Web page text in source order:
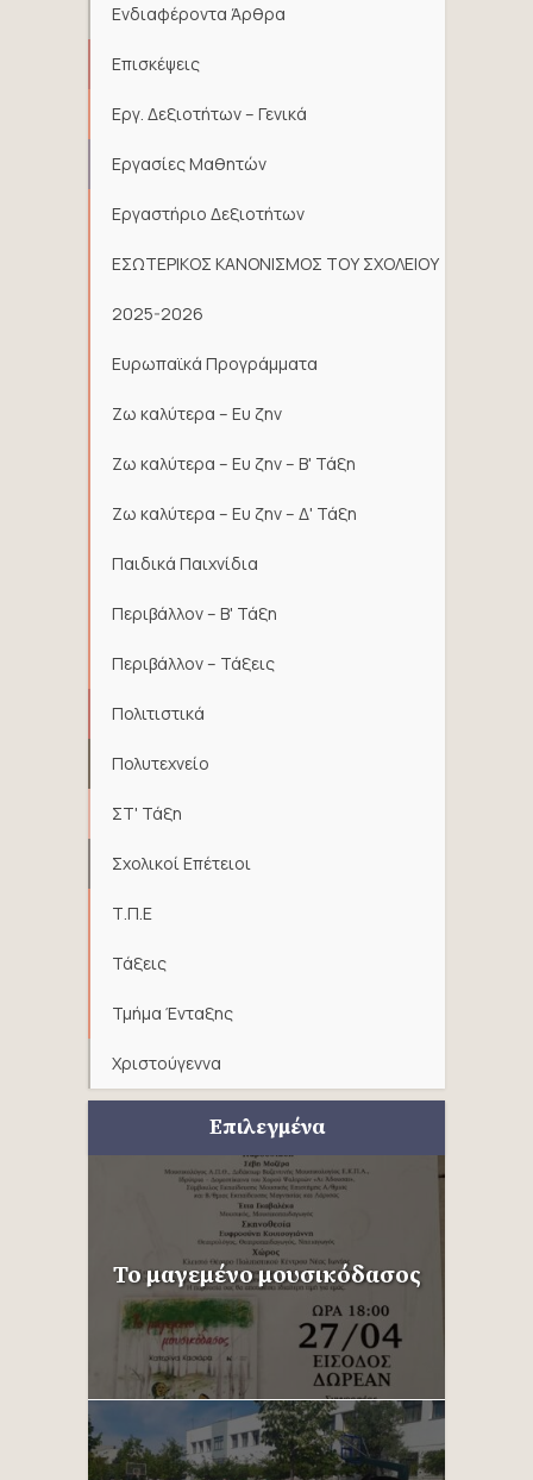
Ενδιαφέροντα Άρθρα
Επισκέψεις
Εργ. Δεξιοτήτων – Γενικά
Εργασίες Μαθητών
Εργαστήριο Δεξιοτήτων
ΕΣΩΤΕΡΙΚΟΣ ΚΑΝΟΝΙΣΜΟΣ ΤΟΥ ΣΧΟΛΕΙΟΥ
2025-2026
Ευρωπαϊκά Προγράμματα
Ζω καλύτερα – Ευ ζην
Ζω καλύτερα – Ευ ζην – Β' Τάξη
Ζω καλύτερα – Ευ ζην – Δ' Τάξη
Παιδικά Παιχνίδια
Περιβάλλον – Β' Τάξη
Περιβάλλον – Τάξεις
Πολιτιστικά
Πολυτεχνείο
ΣΤ' Τάξη
Σχολικοί Επέτειοι
Τ.Π.Ε
Τάξεις
Τμήμα Ένταξης
Χριστούγεννα
Επιλεγμένα
Το μαγεμένο μουσικόδασος